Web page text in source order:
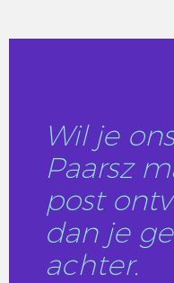
Wil je
Paarsz
post
dan je
achter.